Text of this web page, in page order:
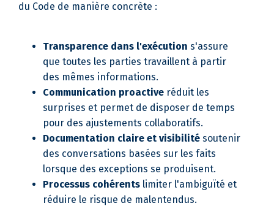
du Code de manière concrète :
Transparence dans l'exécution s'assure
que toutes les parties travaillent à partir
des mêmes informations.
Communication proactive réduit les
surprises et permet de disposer de temps
pour des ajustements collaboratifs.
Documentation claire et visibilité soutenir
des conversations basées sur les faits
lorsque des exceptions se produisent.
Processus cohérents limiter l'ambiguïté et
réduire le risque de malentendus.